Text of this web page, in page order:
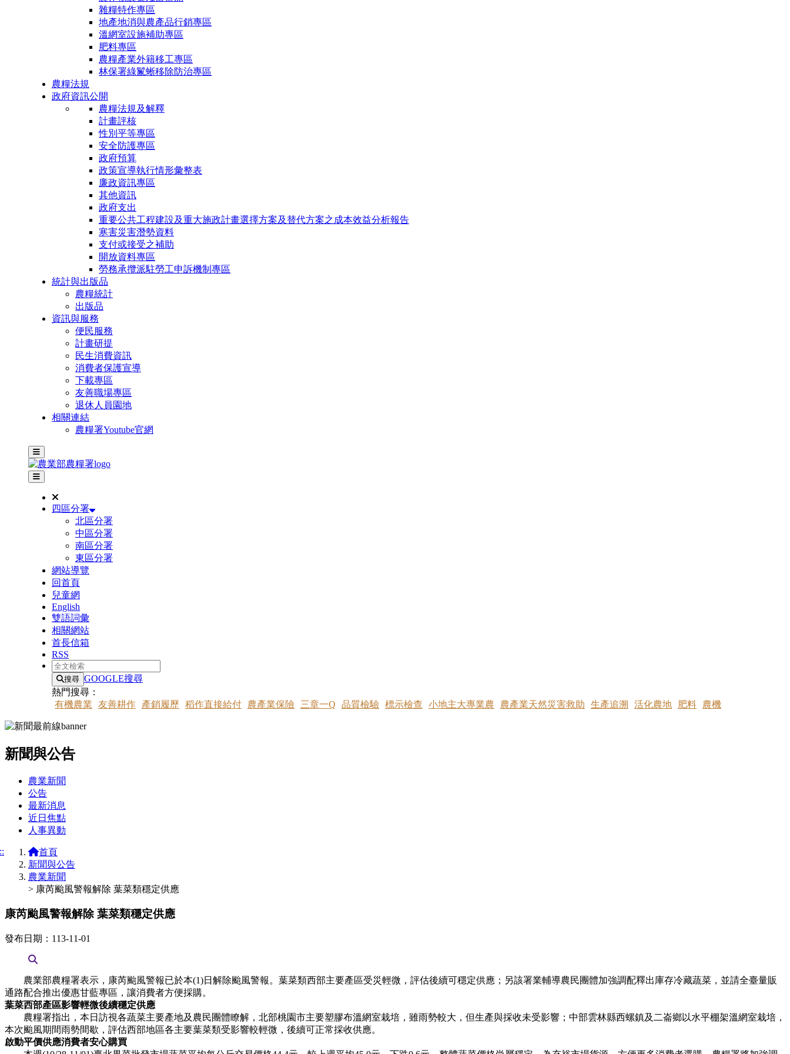
雜糧特作專區
地產地消與農產品行銷專區
溫網室設施補助專區
肥料專區
農糧產業外籍移工專區
林保署綠鬣蜥移除防治專區
農糧法規
政府資訊公開
農糧法規及解釋
計畫評核
性別平等專區
安全防護專區
政府預算
政策宣導執行情形彙整表
廉政資訊專區
其他資訊
政府支出
重要公共工程建設及重大施政計畫選擇方案及替代方案之成本效益分析報告
寒害災害潛勢資料
支付或接受之補助
開放資料專區
勞務承攬派駐勞工申訴機制專區
統計與出版品
農糧統計
出版品
資訊與服務
便民服務
計畫研提
民生消費資訊
消費者保護宣導
下載專區
友善職場專區
退休人員園地
相關連結
農糧署Youtube官網
主選單
其他網站選單
四區分署
北區分署
中區分署
南區分署
東區分署
網站導覽
回首頁
兒童網
English
雙語詞彙
相關網站
首長信箱
RSS
全文檢索
搜尋 GOOGLE搜尋
熱門搜尋：
有機農業
友善耕作 產銷履歷 稻作直接給付 農產業保險 三章一Q 品質檢驗 標示檢查 小地主大專業農 農產業天然災害救助 生產追溯 活化農地 肥料 農機
新聞與公告
農業新聞
公告
最新消息
近日焦點
人事異動
首頁
新聞與公告
農業新聞
> 康芮颱風警報解除 葉菜類穩定供應
康芮颱風警報解除 葉菜類穩定供應
發布日期：113-11-01
農業部農糧署表示，康芮颱風警報已於本(1)日解除颱風警報。葉菜類西部主要產區受災輕微，評估後續可穩定供應；另該署業輔導農民團體加強調配釋出庫存冷藏蔬菜，並請全臺量販
通路配合推出優惠甘藍專區，讓消費者方便採購。
葉菜西部產區影響輕微後續穩定供應
農糧署指出，本日訪視各蔬菜主要產地及農民團體瞭解，北部桃園市主要塑膠布溫網室栽培，雖雨勢較大，但生產與採收未受影響；中部雲林縣西螺鎮及二崙鄉以水平棚架溫網室栽培，
本次颱風期間雨勢間歇，評估西部地區各主要葉菜類受影響較輕微，後續可正常採收供應。
啟動平價供應消費者安心購買